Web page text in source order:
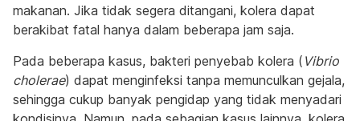
makanan. Jika tidak segera ditangani, kolera dapat
berakibat fatal hanya dalam beberapa jam saja.
Pada beberapa kasus, bakteri penyebab kolera ( Vibrio
cholerae) dapat menginfeksi tanpa memunculkan gejala,
sehingga cukup banyak pengidap yang tidak menyadari